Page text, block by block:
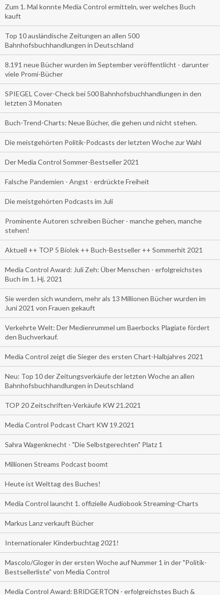
Zum 1. Mal konnte Media Control ermitteln, wer welches Buch
kauft
Top 10 ausländische Zeitungen an allen 500
Bahnhofsbuchhandlungen in Deutschland
8.191 neue Bücher wurden im September veröffentlicht - darunter
viele Promi-Bücher
SPIEGEL Cover-Check bei 500 Bahnhofsbuchhandlungen in den
letzten 3 Monaten
Buch-Trend-Charts: Neue Bücher, die gehen und nicht stehen.
Die meistgehörten Politik-Podcasts der letzten Woche zur Wahl
Der Media Control Sommer-Bestseller 2021
Falsche Pandemien - Angst - erdrückte Freiheit
Die meistgehörten Podcasts im Juli
Prominente Autoren schreiben Bücher - manche gehen, manche
stehen!
Aktuell ++ TOP 5 Biolek ++ Buch-Bestseller ++ Sommerhit 2021
Media Control Award: Juli Zeh: Über Menschen - erfolgreichstes
Buch im 1. Hj. 2021
Sie werden sich wundern, mehr als 13 Millionen Bücher wurden im
Juni 2021 von Frauen gekauft
Verkehrte Welt: Der Medienrummel um Baerbocks Plagiate fördert
den Buchverkauf.
Media Control zeigt die Sieger des ersten Chart-Halbjahres 2021
Neu: Top 10 der Zeitungsverkäufe der letzten Woche an allen
Bahnhofsbuchhandlungen in Deutschland
TOP 20 Zeitschriften-Verkäufe KW 21.2021
Media Control Podcast Chart KW 19.2021
Sahra Wagenknecht - "Die Selbstgerechten" Platz 1
Millionen Streams Podcast boomt
Heute ist Welttag des Buches!
Media Control launcht 1. offizielle Audiobook Streaming-Charts
Markus Lanz verkauft Bücher
Internationaler Kinderbuchtag 2021!
Mascolo/Gloger in der ersten Woche auf Nummer 1 in der "Politik-
Bestsellerliste" von Media Control
Media Control Award: BRIDGERTON - erfolgreichstes Buch &